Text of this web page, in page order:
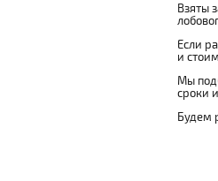
Взяты
Если
и
Мы
сроки
Будем